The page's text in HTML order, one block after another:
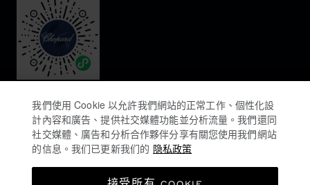
我們使用 Cookie 以允許我們網站的正常工作、個性化設
計內容和廣告、提供社交媒體功能並分析流量。我們還同
社交媒體、廣告和分析合作夥伴分享有關您使用我們網站
的信息。我们已更新我们的 隐私政策